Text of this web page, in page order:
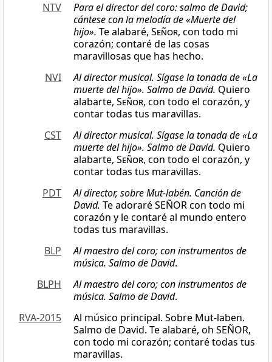
NTV
Para el director del coro: salmo de David;
cántese con la melodía de «Muerte del
hijo». Te alabaré, Señor, con todo mi
corazón; contaré de las cosas
maravillosas que has hecho.
NVI
Al director musical. Sígase la tonada de «La
muerte del hijo». Salmo de David. Quiero
alabarte, Señor, con todo el corazón, y
contar todas tus maravillas.
CST
Al director musical. Sígase la tonada de «La
muerte del hijo». Salmo de David. Quiero
alabarte, Señor, con todo el corazón, y
contar todas tus maravillas.
PDT
Al director, sobre Mut-labén. Canción de
David. Te adoraré SEÑOR con todo mi
corazón y le contaré al mundo entero
todas tus maravillas.
BLP
Al maestro del coro; con instrumentos de
música. Salmo de David.
BLPH
Al maestro del coro; con instrumentos de
música. Salmo de David.
RVA-2015
Al músico principal. Sobre Mut-laben.
Salmo de David. Te alabaré, oh SEÑOR,
con todo mi corazón; contaré todas tus
maravillas.